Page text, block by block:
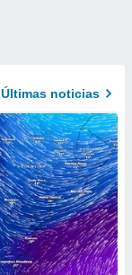
Últimas noticias